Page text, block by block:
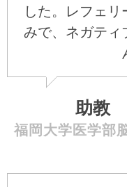
した。レフェ
みで、ネガティ
助教
福岡大学医学部